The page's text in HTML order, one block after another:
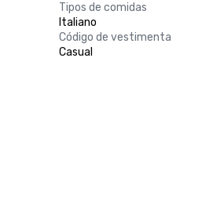
Tipos de comidas
Italiano
Código de vestimenta
Casual